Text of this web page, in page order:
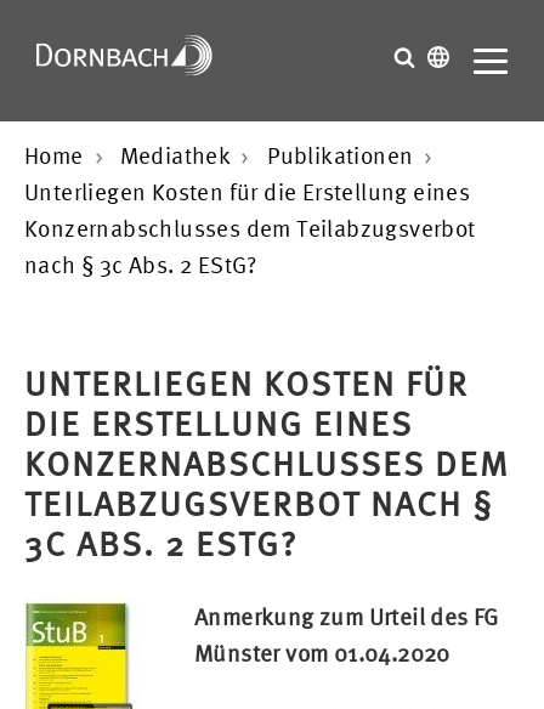
Home Mediathek
Publikationen
Unterliegen Kosten für die Erstellung eines
Konzernabschlusses dem Teilabzugsverbot
nach § 3c Abs. 2 EStG?
UNTERLIEGEN KOSTEN FÜR
DIE ERSTELLUNG EINES
KONZERNABSCHLUSSES DEM
TEILABZUGSVERBOT NACH §
3C ABS. 2 ESTG?
Anmerkung zum Urteil des FG
Münster vom 01.04.2020